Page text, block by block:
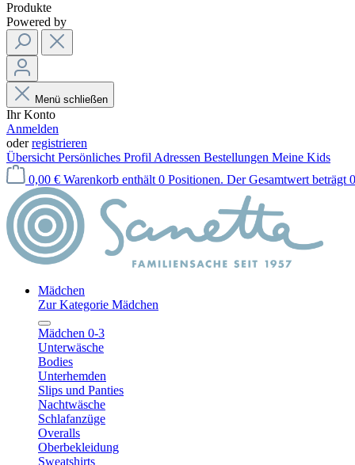
Produkte
Powered by
Menü schließen
Ihr Konto
Anmelden
oderregistrieren
Übersicht Persönliches Profil Adressen Bestellungen Meine Kids
0,00 € Warenkorb enthält 0 Positionen. Der Gesamtwert beträgt
Mädchen
Zur Kategorie Mädchen
Mädchen 0-3
Unterwäsche
Bodies
Unterhemden
Slips und Panties
Nachtwäsche
Schlafanzüge
Overalls
Oberbekleidung
Sweatshirts